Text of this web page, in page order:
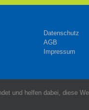
Datenschutz
AGB
Impressum
und helfen dabei, diese